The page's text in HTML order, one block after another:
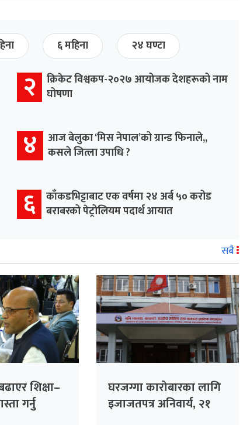
६ महिना २४ घण्टा
२
क्रिकेट विश्वकप-२०२७ आयोजक देशहरूको नाम
घोषणा
४
आज बेलुका ‘मिस नेपाल’को ग्रान्ड फिनाले,,
कसले जित्ला उपाधि ?
६ काँकडभिट्टाबाट एक वर्षमा २४ अर्ब ५० करोड
बराबरको पेट्रोलियम पदार्थ आयात
सबै
शिक्षा–
गर्नु
घरजग्गा कारोबारका लागि
इजाजतपत्र अनिवार्य, २१